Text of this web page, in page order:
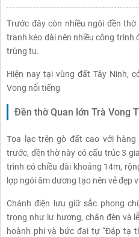
Trước đây còn nhiều ngôi đền
tranh kéo dài nên nhiều công trình
trùng tu.
Hiện nay tại vùng đất Tây Ninh,
Vong nổi tiếng
Đền thờ Quan lớn Trà Vong
Tọa lạc trên gò đất cao với
trước, đền thờ này có cấu trúc 3
trình có chiều dài khoảng 14m,
lợp ngói âm dương tạo nên vẻ đẹp
Chánh điện lưu giữ sắc phong
trọng như lư hương, chân đèn và
hoành phi và bức đại tự “Đáp tạ